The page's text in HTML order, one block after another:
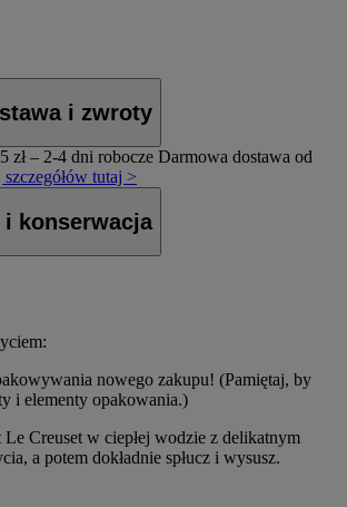
i zwroty
zł – 2-4 dni robocze Darmowa dostawa od
tutaj >
konserwacja
nowego zakupu! (Pamiętaj, by
i elementy opakowania.)
Creuset w ciepłej wodzie z delikatnym
a potem dokładnie spłucz i wysusz.